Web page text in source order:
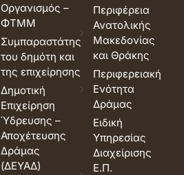
Οργανισμός –
ΦΤΜΜ
Συμπαραστάτης
του δημότη και
της επιχείρησης
Δημοτική
Επιχείρηση
Ύδρευσης –
Αποχέτευσης
Δράμας
(ΔΕΥΑΔ)
Περιφέρεια
Ανατολικής
Μακεδονίας
και Θράκης
Περιφερειακή
Ενότητα
Δράμας
Ειδική
Υπηρεσίας
Διαχείρισης
Ε.Π.